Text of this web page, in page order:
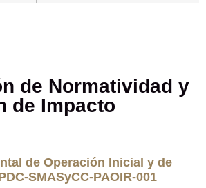
de Normatividad y
de Impacto
de Operación Inicial y de
SMASyCC-PAOIR-001